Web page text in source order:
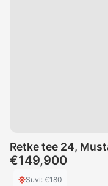
Retke tee 24,
€149,900
Suvi: €180